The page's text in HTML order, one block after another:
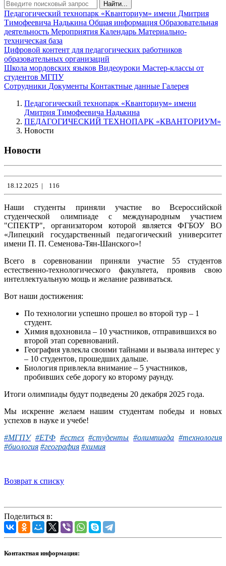
Найти...
Педагогический технопарк «‎Кванториум» имени Дмитрия
Тимофеевича Надькина Общая информация Образовательная
деятельность Мероприятия Календарь Материально-
техническая база
Цифровой контент для педагогических работников
образовательных организаций
Школа мордовских языков Видеоуроки Мастер-классы от
студентов МГПУ
Сотрудники Документы Контактные данные Галерея
Педагогический технопарк «‎Кванториум» имени
Дмитрия Тимофеевича Надькина
ПЕДАГОГИЧЕСКИЙ ТЕХНОПАРК «‎КВАНТОРИУМ»
Новости
Новости
18.12.2025 | 116
Наши студенты приняли участие во Всероссийской
студенческой олимпиаде с международным участием
"СПЕКТР", организатором которой является ФГБОУ ВО
«Липецкий государственный педагогический университет
имени П. П. Семенова-Тян-Шанского»!
Всего в соревновании приняли участие 55 студентов
естественно-технологического факультета, проявив свою
интеллектуальную мощь и желание развиваться.
Вот наши достижения:
По технологии успешно прошел во второй тур – 1
студент.
Химия вдохновила – 10 участников, отправившихся во
второй этап соревнований.
География увлекла своими тайнами и вызвала интерес у
– 10 студентов, прошедших дальше.
Биология привлекла внимание – 5 участников,
пробивших себе дорогу ко второму раунду.
Итоги олимпиады будут подведены 20 декабря 2025 года.
Мы искренне желаем нашим студентам победы и новых
успехов в науке и учебе!
#МГПУ #ЕТФ #естех #студенты #олимпиада #технология
#биология #география #химия
Возврат к списку
Поделиться в:
Контактная информация: